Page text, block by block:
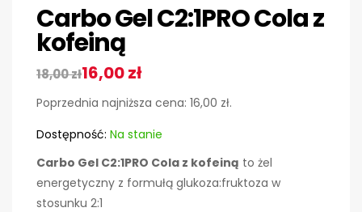
Carbo Gel C2:1PRO Cola z
kofeiną
18,00zł16,00zł
Poprzednia najniższa cena: 16,00 zł.
Dostępność: Na stanie
Carbo Gel C2:1PRO Cola z kofeiną to żel
energetyczny z formułą glukoza:fruktoza w
stosunku 2:1